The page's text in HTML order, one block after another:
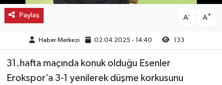
Paylaş A- A+
Haber Merkezi 02.04.2025 - 14:40 133
31.hafta maçında konuk olduğu Esenler
Erokspor’a 3-1 yenilerek düşme korkusunu
Oğuzlar
Ortaköy
Osmancık